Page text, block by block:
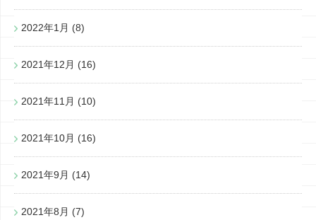
2022年1月 (8)
2021年12月 (16)
2021年11月 (10)
2021年10月 (16)
2021年9月 (14)
2021年8月 (7)